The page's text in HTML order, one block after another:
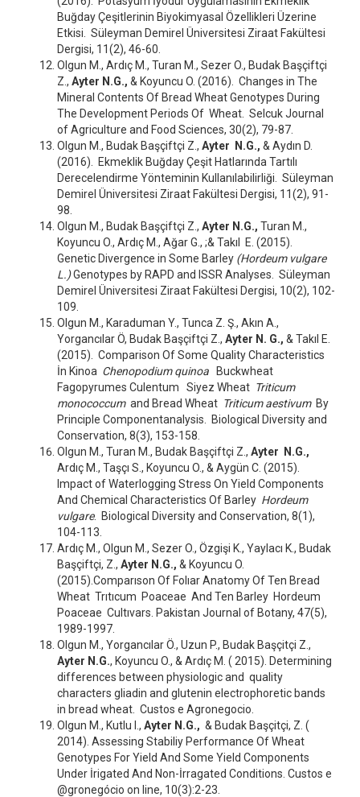
Buğday Çeşitlerinin Biyokimyasal Özellikleri Üzerine
Etkisi. Süleyman Demirel Üniversitesi Ziraat Fakültesi
Dergisi, 11(2), 46-60.
Olgun M., Ardıç M., Turan M., Sezer O., Budak Başçiftçi
Z., Ayter N.G., & Koyuncu O. (2016). Changes in The
Mineral Contents Of Bread Wheat Genotypes During
The Development Periods Of Wheat. Selcuk Journal
of Agriculture and Food Sciences, 30(2), 79-87.
Olgun M., Budak Başçiftçi Z., Ayter N.G., & Aydın D.
(2016). Ekmeklik Buğday Çeşit Hatlarında Tartılı
Derecelendirme Yönteminin Kullanılabilirliği. Süleyman
Demirel Üniversitesi Ziraat Fakültesi Dergisi, 11(2), 91-
98.
Olgun M., Budak Başçiftçi Z., Ayter N.G., Turan M.,
Koyuncu O., Ardıç M., Ağar G., ;& Takıl E. (2015).
Genetic Divergence in Some Barley (Hordeum vulgare
L.)Genotypes by RAPD and ISSR Analyses. Süleyman
Demirel Üniversitesi Ziraat Fakültesi Dergisi, 10(2), 102-
109.
Olgun M., Karaduman Y., Tunca Z. Ş., Akın A.,
Yorgancılar Ö, Budak Başçiftçi Z., Ayter N. G., & Takıl E.
(2015). Comparison Of Some Quality Characteristics
İn Kinoa Chenopodium quinoa Buckwheat
Fagopyrumes Culentum Siyez Wheat Triticum
monococcumand Bread Wheat Triticum aestivumBy
Principle Componentanalysis. Biological Diversity and
Conservation, 8(3), 153-158.
Olgun M., Turan M., Budak Başçiftçi Z., Ayter N.G.,
Ardıç M., Taşçı S., Koyuncu O., & Aygün C. (2015).
Impact of Waterlogging Stress On Yield Components
And Chemical Characteristics Of Barley Hordeum
vulgare. Biological Diversity and Conservation, 8(1),
104-113.
Ardıç M., Olgun M., Sezer O., Özgişi K., Yaylacı K., Budak
Başçiftçi, Z., Ayter N.G., & Koyuncu O.
(2015).Comparıson Of Folıar Anatomy Of Ten Bread
Wheat Trıtıcum Poaceae And Ten Barley Hordeum
Poaceae Cultıvars. Pakistan Journal of Botany, 47(5),
1989-1997.
Olgun M., Yorgancılar Ö., Uzun P., Budak Başçitçi Z.,
Ayter N.G., Koyuncu O., & Ardıç M. ( 2015). Determining
differences between physiologic and quality
characters gliadin and glutenin electrophoretic bands
in bread wheat. Custos e Agronegocio.
Olgun M., Kutlu I., Ayter N.G., & Budak Başçitçi, Z. (
2014). Assessing Stabiliy Performance Of Wheat
Genotypes For Yield And Some Yield Components
Under İrigated And Non-İrragated Conditions. Custos e
@gronegócio on line, 10(3):2-23.